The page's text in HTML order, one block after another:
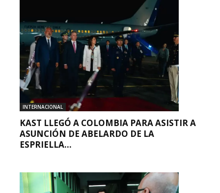
INTERNACIONAL
KAST LLEGÓ A COLOMBIA PARA ASISTIR A
ASUNCIÓN DE ABELARDO DE LA
ESPRIELLA...